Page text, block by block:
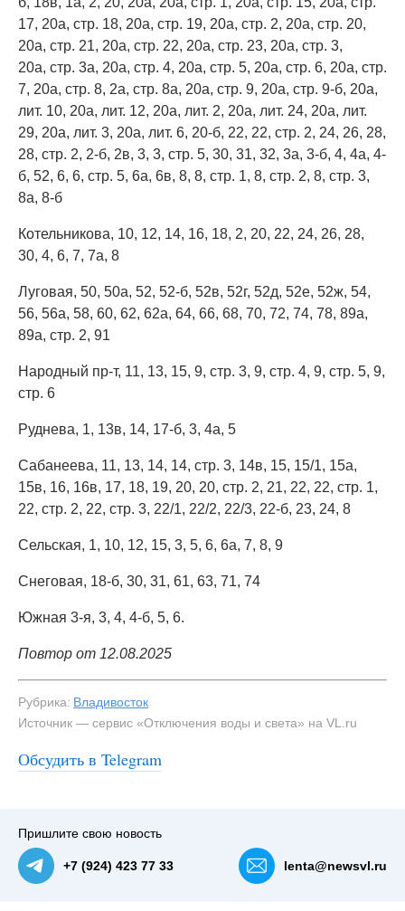
17, 20а, стр. 18, 20а, стр. 19, 20а, стр. 2, 20а, стр. 20,
20а, стр. 21, 20а, стр. 22, 20а, стр. 23, 20а, стр. 3,
20а, стр. 3а, 20а, стр. 4, 20а, стр. 5, 20а, стр. 6, 20а, стр.
7, 20а, стр. 8, 2а, стр. 8а, 20а, стр. 9, 20а, стр. 9-б, 20а,
лит. 10, 20а, лит. 12, 20а, лит. 2, 20а, лит. 24, 20а, лит.
29, 20а, лит. 3, 20а, лит. 6, 20-б, 22, 22, стр. 2, 24, 26, 28,
28, стр. 2, 2-б, 2в, 3, 3, стр. 5, 30, 31, 32, 3а, 3-б, 4, 4а, 4-
б, 52, 6, 6, стр. 5, 6а, 6в, 8, 8, стр. 1, 8, стр. 2, 8, стр. 3,
8а, 8-б
Котельникова, 10, 12, 14, 16, 18, 2, 20, 22, 24, 26, 28,
30, 4, 6, 7, 7а, 8
Луговая, 50, 50а, 52, 52-б, 52в, 52г, 52д, 52е, 52ж, 54,
56, 56а, 58, 60, 62, 62а, 64, 66, 68, 70, 72, 74, 78, 89а,
89а, стр. 2, 91
Народный пр-т, 11, 13, 15, 9, стр. 3, 9, стр. 4, 9, стр. 5, 9,
стр. 6
Руднева, 1, 13в, 14, 17-б, 3, 4а, 5
Сабанеева, 11, 13, 14, 14, стр. 3, 14в, 15, 15/1, 15а,
15в, 16, 16в, 17, 18, 19, 20, 20, стр. 2, 21, 22, 22, стр. 1,
22, стр. 2, 22, стр. 3, 22/1, 22/2, 22/3, 22-б, 23, 24, 8
Сельская, 1, 10, 12, 15, 3, 5, 6, 6а, 7, 8, 9
Снеговая, 18-б, 30, 31, 61, 63, 71, 74
Южная 3-я, 3, 4, 4-б, 5, 6.
Повтор от 12.08.2025
Рубрика: Владивосток
Источник — сервис «Отключения воды и света» на VL.ru
Обсудить в Telegram
Пришлите свою новость
+7 (924) 423 77 33 lenta@newsvl.ru